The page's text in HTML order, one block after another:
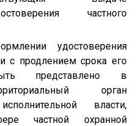
частного
удостоверения
с продлением срока его
представлено в
орган
власти,
частной охранной